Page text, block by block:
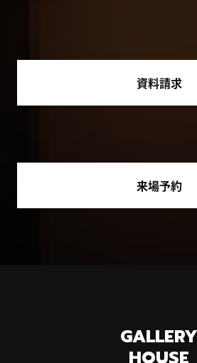
資料請求
来場予約
GALLERY